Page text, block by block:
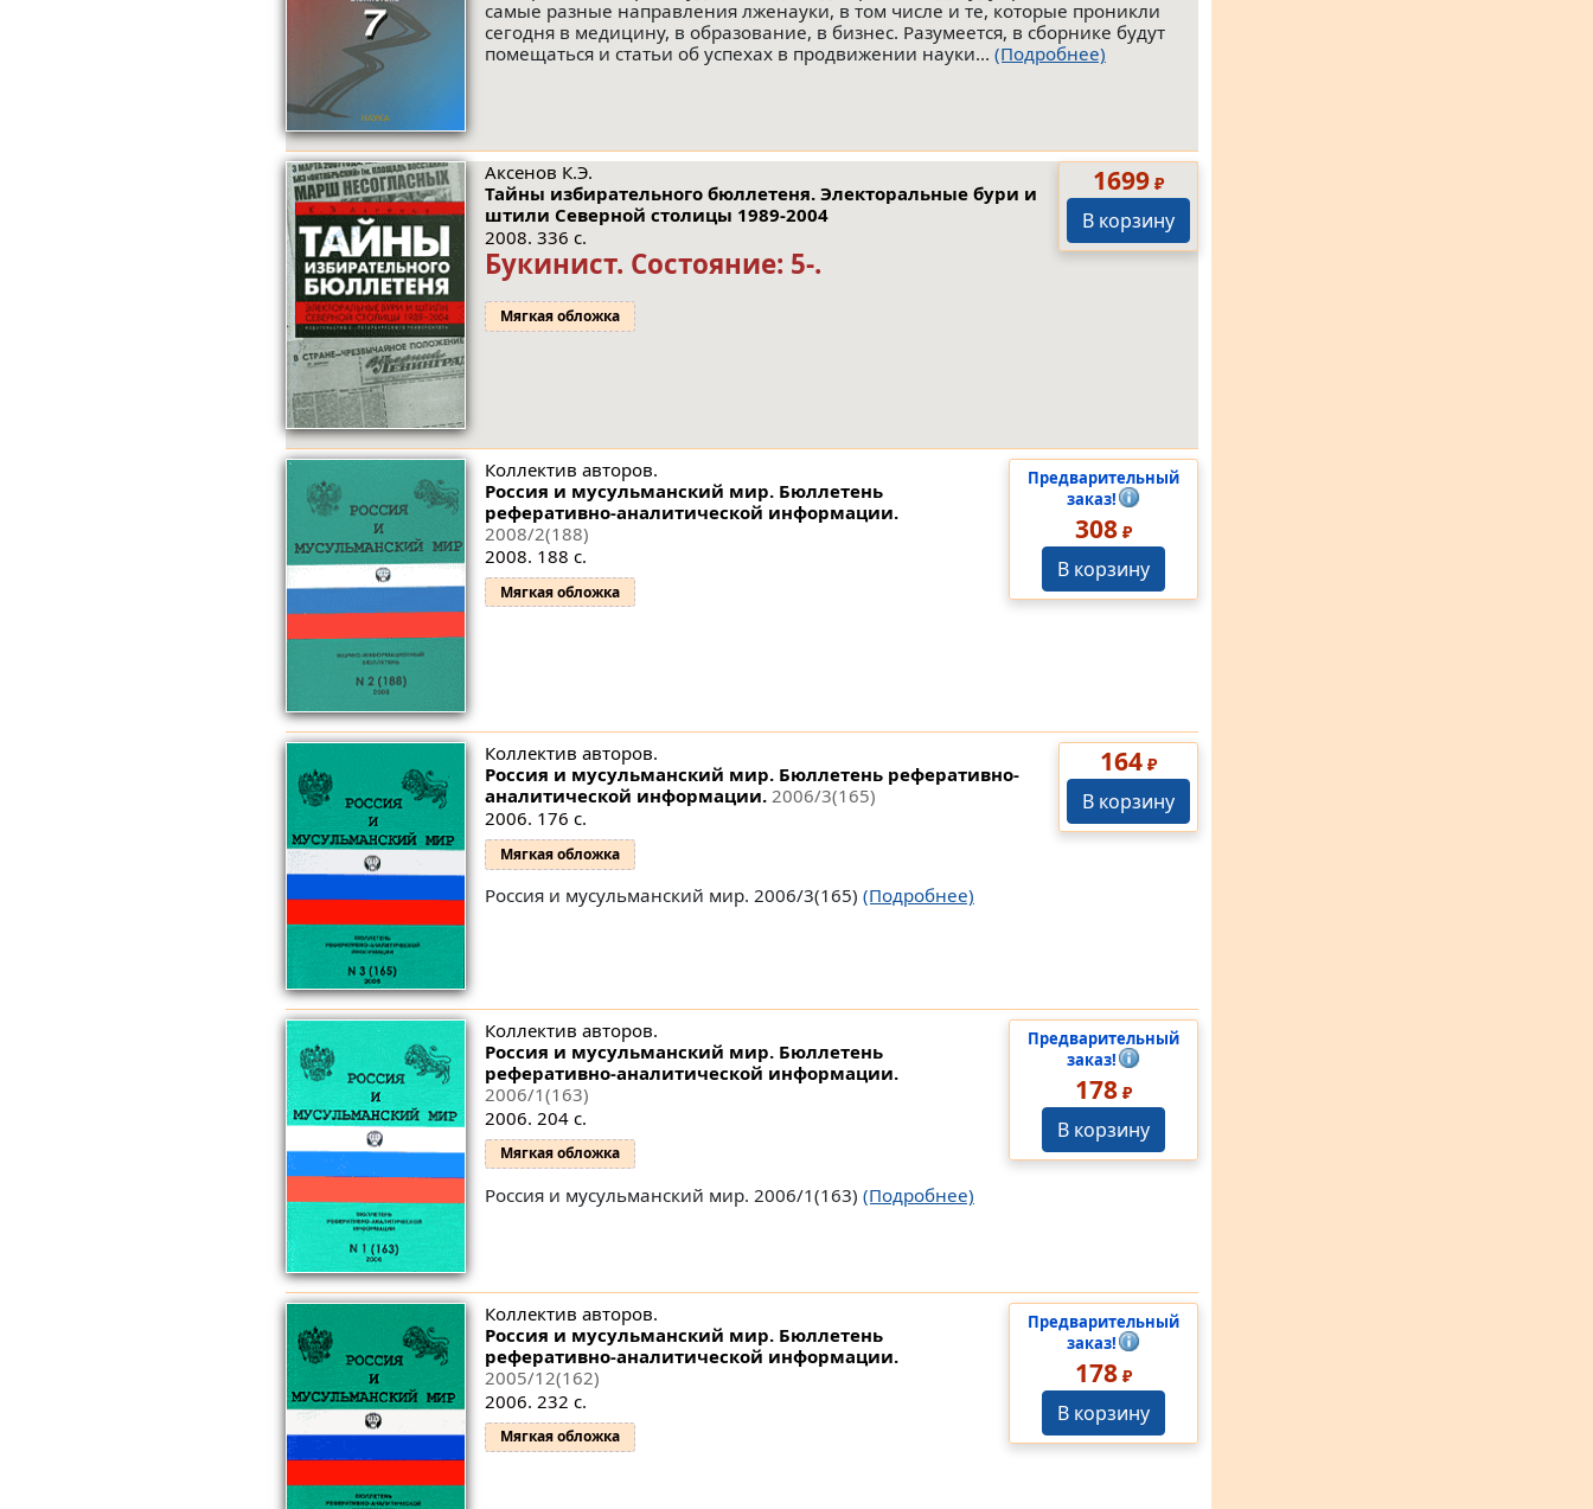
самые разные направления лженауки, в том числе и те, которые проникли
сегодня в медицину, в образование, в бизнес. Разумеется, в сборнике будут
помещаться и статьи об успехах в продвижении науки... (Подробнее)
1699 ₽
В корзину
Аксенов К.Э.
Тайны избирательного бюллетеня. Электоральные бури и
штили Северной столицы 1989-2004
2008. 336 с.
Букинист. Состояние: 5-.
Мягкая обложка
Предварительный
заказ!
308 ₽
В корзину
Коллектив авторов.
Россия и мусульманский мир. Бюллетень
реферативно-аналитической информации.
2008/2(188)
2008. 188 с.
Мягкая обложка
164 ₽
В корзину
Коллектив авторов.
Россия и мусульманский мир. Бюллетень реферативно-
аналитической информации. 2006/3(165)
2006. 176 с.
Мягкая обложка
Россия и мусульманский мир. 2006/3(165) (Подробнее)
Предварительный
заказ!
178 ₽
В корзину
Коллектив авторов.
Россия и мусульманский мир. Бюллетень
реферативно-аналитической информации.
2006/1(163)
2006. 204 с.
Мягкая обложка
Россия и мусульманский мир. 2006/1(163) (Подробнее)
Предварительный
заказ!
178 ₽
В корзину
Коллектив авторов.
Россия и мусульманский мир. Бюллетень
реферативно-аналитической информации.
2005/12(162)
2006. 232 с.
Мягкая обложка